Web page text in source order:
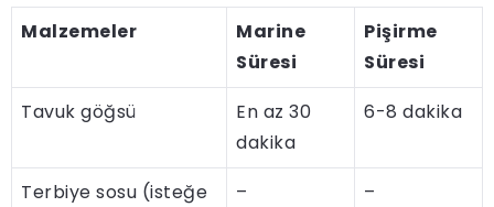
Malzemeler
Marine
Süresi
Pişirme
Süresi
Tavuk göğsü
En az 30
dakika
6-8 dakika
Terbiye sosu (isteğe
– –